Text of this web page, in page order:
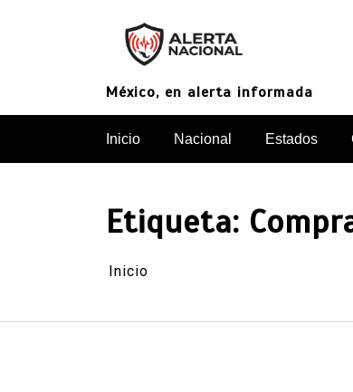
México, en alerta informada
Inicio Nacional Estados
Etiqueta:
Inicio